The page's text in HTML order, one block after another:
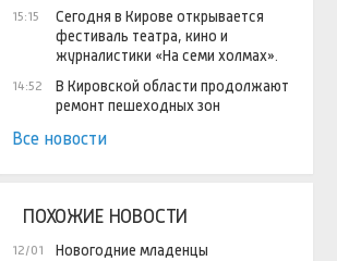
15:15
Сегодня в Кирове открывается
фестиваль театра, кино и
журналистики «На семи холмах».
14:52
В Кировской области продолжают
ремонт пешеходных зон
Все новости
ПОХОЖИЕ НОВОСТИ
12/01 Новогодние младенцы